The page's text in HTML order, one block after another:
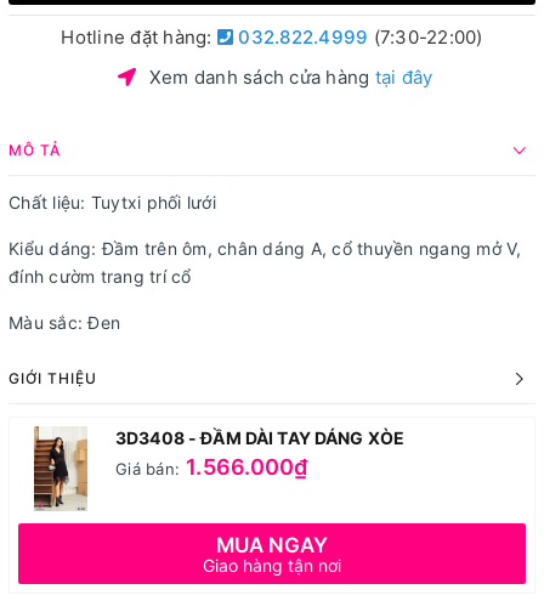
Hotline đặt hàng: 032.822.4999 (7:30-22:00)
Xem danh sách cửa hàng tại đây
MÔ TẢ
Chất liệu: Tuytxi phối lưới
Kiểu dáng: Đầm trên ôm, chân dáng A, cổ thuyền ngang mở V,
đính cườm trang trí cổ
Màu sắc: Đen
GIỚI THIỆU
3D3408 - ĐẦM DÀI TAY DÁNG XÒE
Giá bán: 1.566.000₫
MUA NGAY
Giao hàng tận nơi